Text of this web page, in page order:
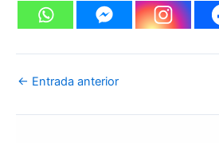
← Entrada anterior